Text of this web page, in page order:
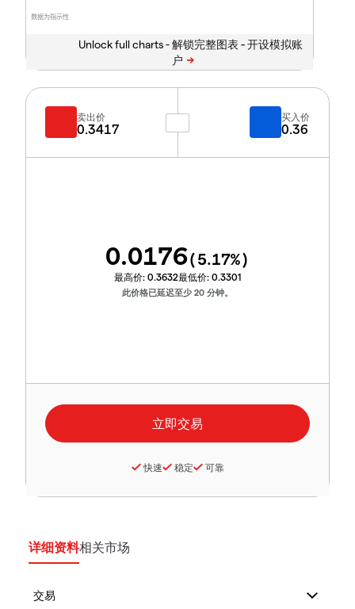
数据为指示性
Unlock full charts -
卖出价
0.3417
买入价
0.36
0.0176(5.17%)
最高价: 0.3632最低价: 0.3301
此价格已延迟至少 20 分钟。
快速 稳定 可靠
详细资料相关市场